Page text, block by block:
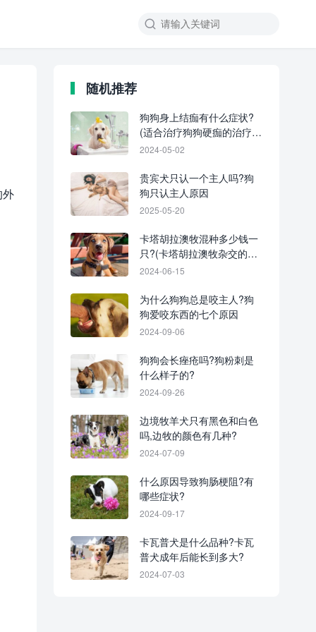
外
随机推荐
狗狗身上结痂有什么症状?
(适合治疗狗狗硬痂的治疗方
法)
2024-05-02
贵宾犬只认一个主人吗?狗
狗只认主人原因
2025-05-20
卡塔胡拉澳牧混种多少钱一
只?(卡塔胡拉澳牧杂交的寿
命有多长)
2024-06-15
为什么狗狗总是咬主人?狗
狗爱咬东西的七个原因
2024-09-06
狗狗会长痤疮吗?狗粉刺是
什么样子的?
2024-09-26
边境牧羊犬只有黑色和白色
吗,边牧的颜色有几种?
2024-07-09
什么原因导致狗肠梗阻?有
哪些症状?
2024-09-17
卡瓦普犬是什么品种?卡瓦
普犬成年后能长到多大?
2024-07-03